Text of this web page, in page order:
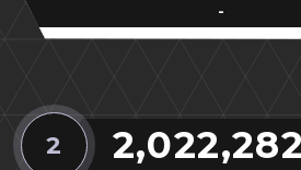
-
2 2,022,282